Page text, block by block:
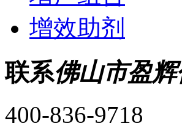
增效助剂
联系佛山市盈
400-836-9718